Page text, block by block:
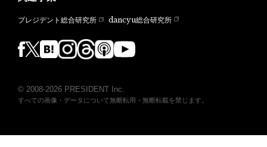
プレジデント総合研究所 dancyu総合研究所
© 2008-2026 PRESIDENT Inc.
すべての画像・データについて無断転用・無断転載を禁じます。